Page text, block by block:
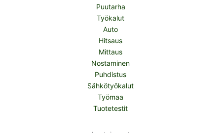
Puutarha
Työkalut
Auto
Hitsaus
Mittaus
Nostaminen
Puhdistus
Sähkötyökalut
Työmaa
Tuotetestit